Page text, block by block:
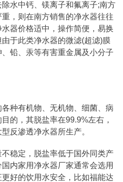
水中钙、镁离子和氟离子;南方
，则在南方销售的净水器往往
器价格适中，操作简便，易换
于此类净水器的微滤(超滤)膜
铅、汞等有害重金属及小分子
种有机物、无机物、细菌、病
的，其脱盐率在99.9%左右，
反渗透净水器所生产。
稳定，脱盐率低于国外同类产
内家用净水器厂家通常会选用
好的饮用水安全，比如福能达